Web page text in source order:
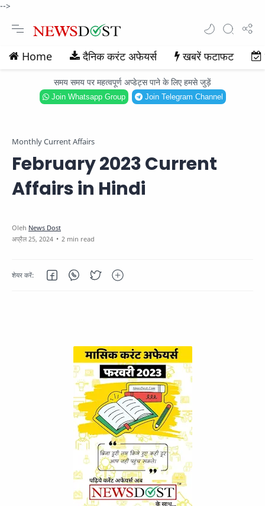
-->
Home दैनिक करंट अफेयर्स खबरें फटाफट
समय समय पर महत्वपूर्ण अप्डेट्स पाने के लिए हमसे जुड़ें
Join Whatsapp Group Join Telegram Channel
Monthly Current Affairs
February 2023 Current
Affairs in Hindi
2 min read